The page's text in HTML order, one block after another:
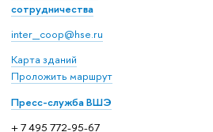
сотрудничества
inter_coop@hse.ru
Карта зданий
Проложить маршрут
Пресс-служба ВШЭ
+ 7 495 772-95-67